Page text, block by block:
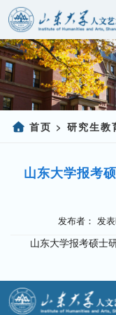
首页 > 研究生教
山东大学报考
发布者： 发
山东大学报考硕士
首页
研究院概况
党建园地
研究生教育
社会服务
信息公开